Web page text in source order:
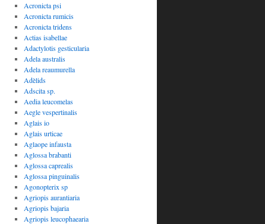
Acronicta psi
Acronicta rumicis
Acronicta tridens
Actias isabellae
Adactylotis gesticularia
Adela australis
Adela reaumurella
Adèlids
Adscita sp.
Aedia leucomelas
Aegle vespertinalis
Aglais io
Aglais urticae
Aglaope infausta
Aglossa brabanti
Aglossa caprealis
Aglossa pinguinalis
Agonopterix sp
Agriopis aurantiaria
Agriopis bajaria
Agriopis leucophaearia